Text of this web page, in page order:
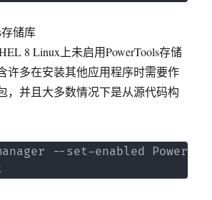
存储库
8 Linux上未启用PowerTools存储
许多在安装其他应用程序时需要作
，并且大多数情况下是从源代码构
--set-enabled